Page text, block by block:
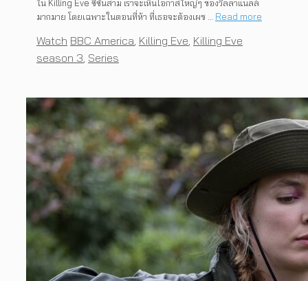
ใน Killing Eve ซีซั่นสาม เราจะเห็นโอกาสใหญ่ๆ ของวิลลาแนลล์
มากมาย โดยเฉพาะในตอนที่ห้า ที่เธอจะต้องเผช … Read more
Categories
Watch Tags
BBC America Killing Eve Killing Eve
season 3 Series